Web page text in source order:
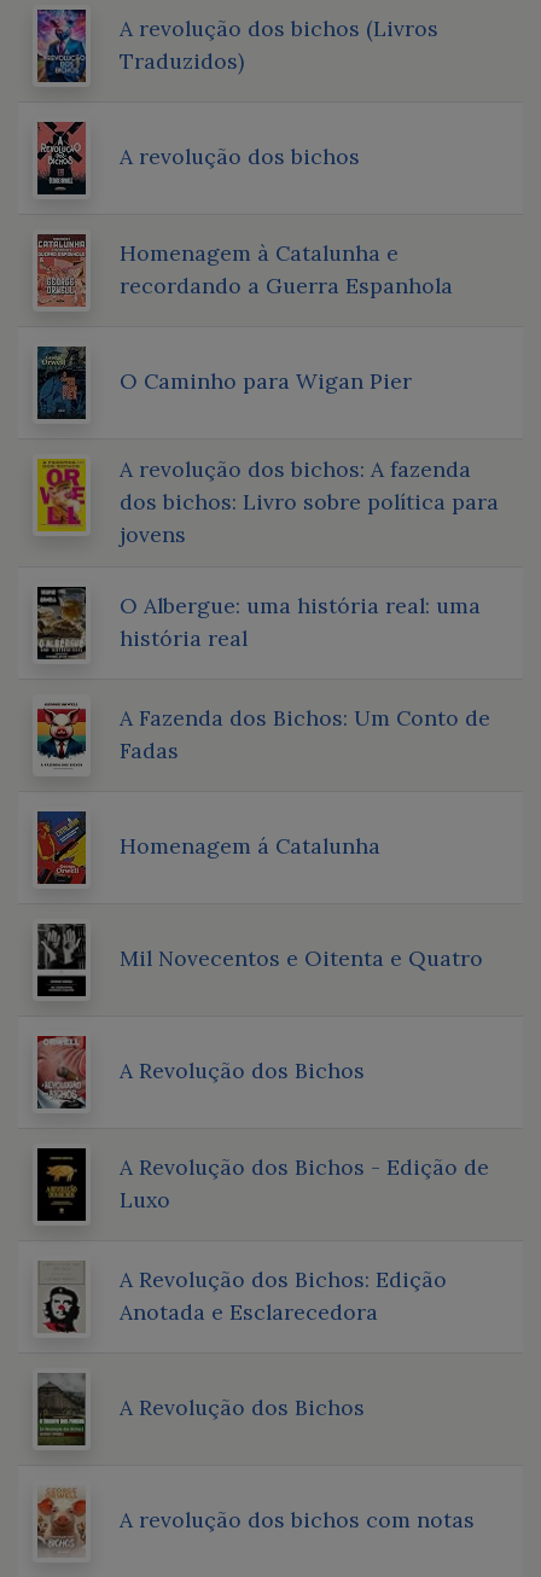
A revolução dos bichos (Livros
Traduzidos)
A revolução dos bichos
Homenagem à Catalunha e
recordando a Guerra Espanhola
O Caminho para Wigan Pier
A revolução dos bichos: A fazenda
dos bichos: Livro sobre política para
jovens
O Albergue: uma história real: uma
história real
A Fazenda dos Bichos: Um Conto de
Fadas
Homenagem á Catalunha
Mil Novecentos e Oitenta e Quatro
A Revolução dos Bichos
A Revolução dos Bichos - Edição de
Luxo
A Revolução dos Bichos: Edição
Anotada e Esclarecedora
A Revolução dos Bichos
A revolução dos bichos com notas